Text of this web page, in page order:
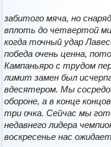
забитого мяча, но
вплоть до четвертой
когда точный удар
победа очень ценна,
Кампаньяро с трудом
лимит замен был
вдесятером. Мы
обороне, а в конце
три очка. Сейчас мы
недавнего лидера
воскресенье нас